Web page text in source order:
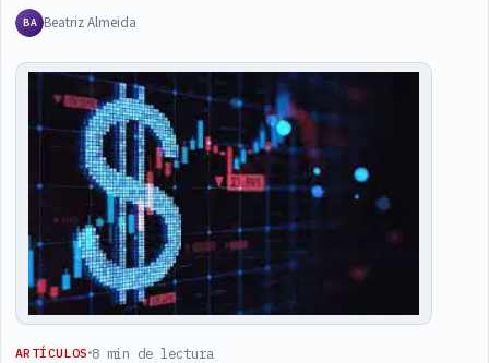
BA Beatriz Almeida
ARTÍCULOS 8 min de lectura